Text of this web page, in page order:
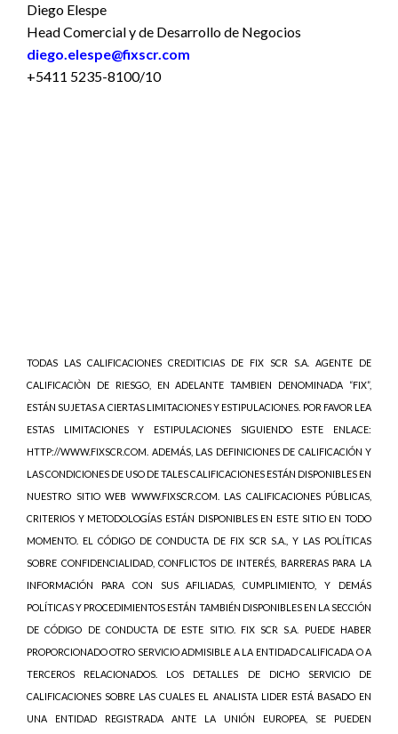
Diego Elespe
Head Comercial y de Desarrollo de Negocios
diego.elespe@fixscr.com
+5411 5235-8100/10
TODAS LAS CALIFICACIONES CREDITICIAS DE FIX SCR S.A. AGENTE DE
CALIFICACIÒN DE RIESGO, EN ADELANTE TAMBIEN DENOMINADA “FIX”,
ESTÁN SUJETAS A CIERTAS LIMITACIONES Y ESTIPULACIONES. POR FAVOR LEA
ESTAS LIMITACIONES Y ESTIPULACIONES SIGUIENDO ESTE ENLACE:
HTTP://WWW.FIXSCR.COM. ADEMÁS, LAS DEFINICIONES DE CALIFICACIÓN Y
LAS CONDICIONES DE USO DE TALES CALIFICACIONES ESTÁN DISPONIBLES EN
NUESTRO SITIO WEB WWW.FIXSCR.COM. LAS CALIFICACIONES PÚBLICAS,
CRITERIOS Y METODOLOGÍAS ESTÁN DISPONIBLES EN ESTE SITIO EN TODO
MOMENTO. EL CÓDIGO DE CONDUCTA DE FIX SCR S.A., Y LAS POLÍTICAS
SOBRE CONFIDENCIALIDAD, CONFLICTOS DE INTERÉS, BARRERAS PARA LA
INFORMACIÓN PARA CON SUS AFILIADAS, CUMPLIMIENTO, Y DEMÁS
POLÍTICAS Y PROCEDIMIENTOS ESTÁN TAMBIÉN DISPONIBLES EN LA SECCIÓN
DE CÓDIGO DE CONDUCTA DE ESTE SITIO. FIX SCR S.A. PUEDE HABER
PROPORCIONADO OTRO SERVICIO ADMISIBLE A LA ENTIDAD CALIFICADA O A
TERCEROS RELACIONADOS. LOS DETALLES DE DICHO SERVICIO DE
CALIFICACIONES SOBRE LAS CUALES EL ANALISTA LIDER ESTÁ BASADO EN
UNA ENTIDAD REGISTRADA ANTE LA UNIÓN EUROPEA, SE PUEDEN